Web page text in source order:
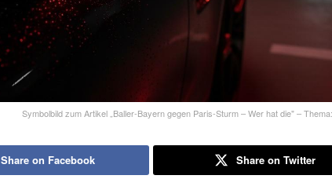
Symbolbild zum Artikel „Baller-Bayern gegen Paris-Sturm – Wer hat die" –
Share on Facebook Share on Twitter